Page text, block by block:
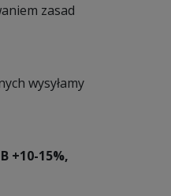
zasad
wysyłamy
+10-15%,